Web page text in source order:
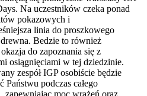
Na uczestników czeka ponad
pokazowych i
linia do proszkowego
Bedzie to również
do zapoznania się z
osiągnięciami w tej dziedzinie.
zespół IGP osobiście będzie
Państwu podczas całego
zapewniając moc wrażeń oraz